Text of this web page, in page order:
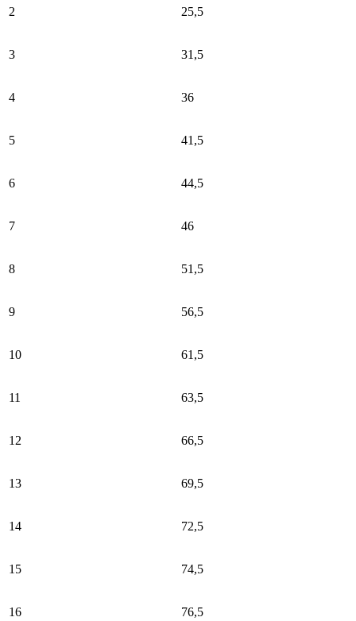
2 25,5
3 31,5
4 36
5 41,5
6 44,5
7 46
8 51,5
9 56,5
10 61,5
11 63,5
12 66,5
13 69,5
14 72,5
15 74,5
16 76,5